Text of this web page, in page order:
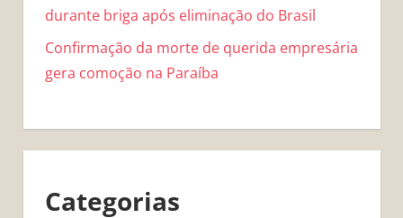
durante briga após eliminação do Brasil
Confirmação da morte de querida empresária
gera comoção na Paraíba
Categorias